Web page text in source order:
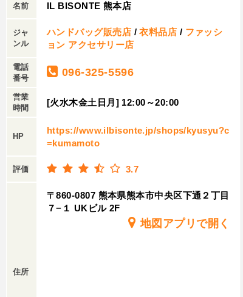
名前 IL BISONTE 熊本店
ジャ
ンル
ハンドバッグ販売店 /衣料品店 / ファッシ
ョン アクセサリー店
電話
番号
096-325-5596
営業
時間
[火水木金土日月] 12:00～20:00
HP
https://www.ilbisonte.jp/shops/kyusyu?c
=kumamoto
評価 3.7
住所
〒860-0807 熊本県熊本市中央区下通２丁目
７−１ UKビル 2F
地図アプリで開く